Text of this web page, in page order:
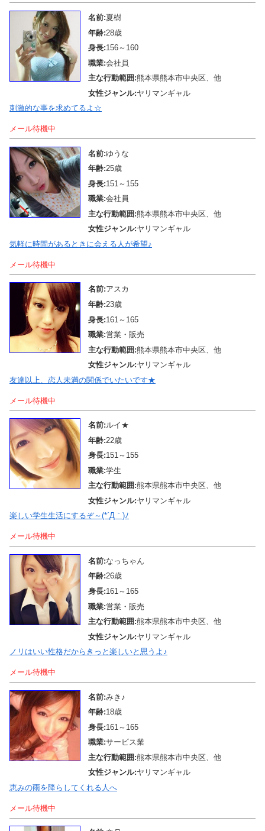
名前:夏樹
年齢:28歳
身長:156～160
職業:会社員
主な行動範囲:熊本県熊本市中央区、他
女性ジャンル:ヤリマンギャル
刺激的な事を求めてるよ☆
メール待機中
名前:ゆうな
年齢:25歳
身長:151～155
職業:会社員
主な行動範囲:熊本県熊本市中央区、他
女性ジャンル:ヤリマンギャル
気軽に時間があるときに会える人が希望♪
メール待機中
名前:アスカ
年齢:23歳
身長:161～165
職業:営業・販売
主な行動範囲:熊本県熊本市中央区、他
女性ジャンル:ヤリマンギャル
友達以上、恋人未満の関係でいたいです★
メール待機中
名前:ルイ★
年齢:22歳
身長:151～155
職業:学生
主な行動範囲:熊本県熊本市中央区、他
女性ジャンル:ヤリマンギャル
楽しい学生生活にするぞ～(*´Д｀)ﾉ
メール待機中
名前:なっちゃん
年齢:26歳
身長:161～165
職業:営業・販売
主な行動範囲:熊本県熊本市中央区、他
女性ジャンル:ヤリマンギャル
ノリはいい性格だからきっと楽しいと思うよ♪
メール待機中
名前:みき♪
年齢:18歳
身長:161～165
職業:サービス業
主な行動範囲:熊本県熊本市中央区、他
女性ジャンル:ヤリマンギャル
恵みの雨を降らしてくれる人へ
メール待機中